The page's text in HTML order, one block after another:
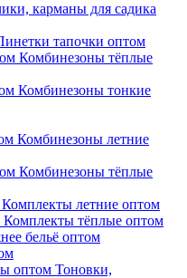
карманы для садика
тапочки оптом
Комбинезоны тёплые
Комбинезоны тонкие
Комбинезоны летние
Комбинезоны тёплые
Комплекты летние оптом
Комплекты тёплые оптом
бельё оптом
Тоновки,